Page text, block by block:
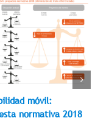
móvil:
normativa 2018